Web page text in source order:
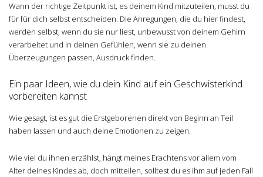
Wann der richtige Zeitpunkt ist, es deinem Kind mitzuteilen, musst du
für für dich selbst entscheiden. Die Anregungen, die du hier findest,
werden selbst, wenn du sie nur liest, unbewusst von deinem Gehirn
verarbeitet und in deinen Gefühlen, wenn sie zu deinen
Überzeugungen passen, Ausdruck finden.
Ein paar Ideen, wie du dein Kind auf ein Geschwisterkind
vorbereiten kannst
Wie gesagt, ist es gut die Erstgeborenen direkt von Beginn an Teil
haben lassen und auch deine Emotionen zu zeigen.
Wie viel du ihnen erzählst, hängt meines Erachtens vor allem vom
Alter deines Kindes ab, doch mitteilen, solltest du es ihm auf jeden Fall